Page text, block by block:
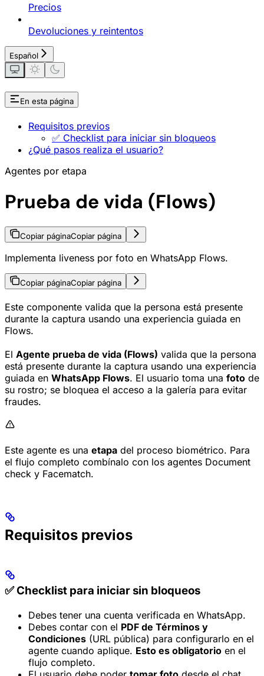
Precios
Devoluciones y reintentos
Español
En esta página
Requisitos previos
✅ Checklist para iniciar sin bloqueos
¿Qué pasos realiza el usuario?
Agentes por etapa
Prueba de vida (Flows)
Copiar páginaCopiar página
Implementa liveness por foto en WhatsApp Flows.
Copiar páginaCopiar página
Este componente valida que la persona está presente
durante la captura usando una experiencia guiada en
Flows.
El Agente prueba de vida (Flows) valida que la persona
está presente durante la captura usando una experiencia
guiada en WhatsApp Flows. El usuario toma una foto de
su rostro; se bloquea el acceso a la galería para evitar
fraudes.
Este agente es una etapa del proceso biométrico. Para
el flujo completo combínalo con los agentes Document
check y Facematch.
Requisitos previos
✅ Checklist para iniciar sin bloqueos
Debes tener una cuenta verificada en WhatsApp.
Debes contar con el PDF de Términos y
Condiciones (URL pública) para configurarlo en el
agente cuando aplique. Esto es obligatorio en el
flujo completo.